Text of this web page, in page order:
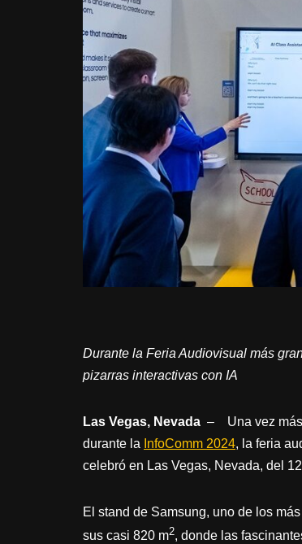
Durante la Feria Audiovisual más
pizarras interactivas con IA
Las Vegas, Nevada – Una vez
durante la InfoComm 2024, la feria
celebró en Las Vegas, Nevada, del
El stand de Samsung, uno de los
sus casi 820 m2, donde las